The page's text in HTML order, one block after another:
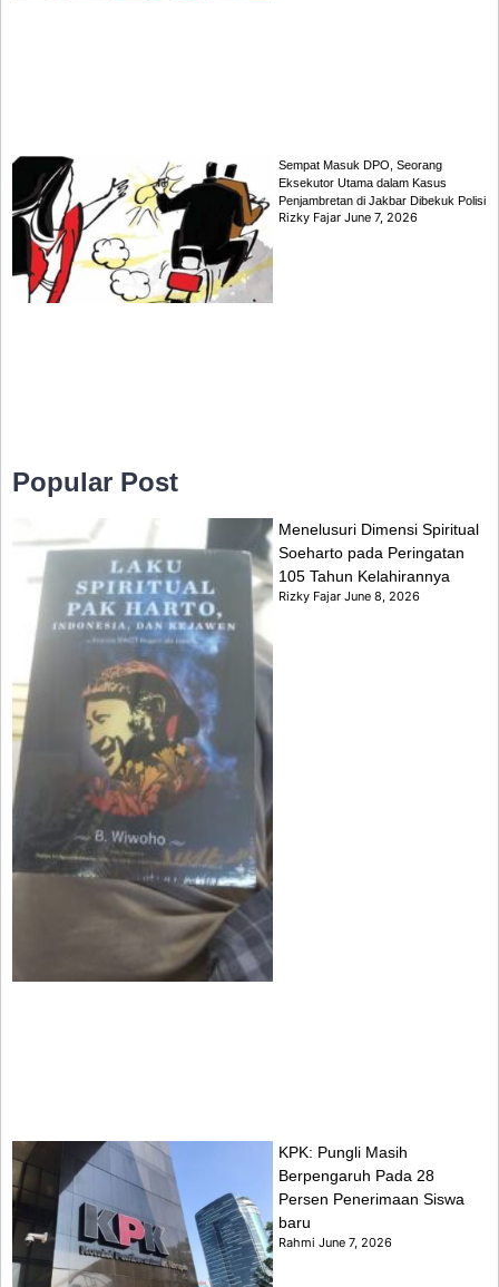
Sempat Masuk DPO, Seorang
Eksekutor Utama dalam Kasus
Penjambretan di Jakbar Dibekuk Polisi
Rizky FajarJune 7, 2026
Popular Post
Menelusuri Dimensi Spiritual
Soeharto pada Peringatan
105 Tahun Kelahirannya
Rizky FajarJune 8, 2026
KPK: Pungli Masih
Berpengaruh Pada 28
Persen Penerimaan Siswa
baru
RahmiJune 7, 2026